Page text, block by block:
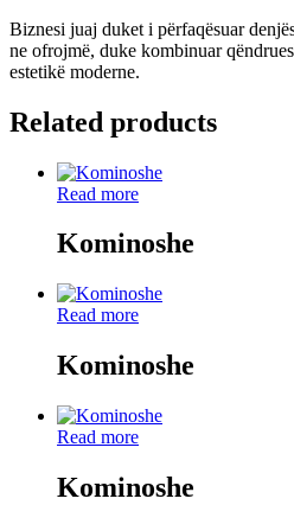
Biznesi juaj duket i përfaqësuar
ne ofrojmë, duke kombinuar
estetikë moderne.
Related products
Read more
Kominoshe
Read more
Kominoshe
Read more
Kominoshe